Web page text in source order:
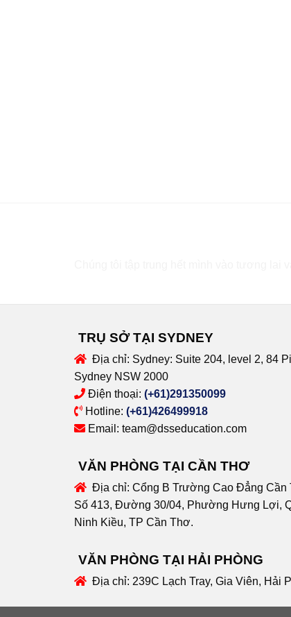
TRỤ SỞ TẠI SYDNEY
Địa chỉ: Sydney: Suite 204, level 2, 84
Sydney NSW 2000
Điện thoại: (+61)291350099
Hotline: (+61)426499918
Email: team@dsseducation.com
VĂN PHÒNG TẠI CẦN THƠ
Địa chỉ: Cổng B Trường Cao Đẳng Cần
Số 413, Đường 30/04, Phường Hưng Lợi,
Ninh Kiều, TP Cần Thơ.
VĂN PHÒNG TẠI HẢI PHÒNG
Địa chỉ: 239C Lạch Tray, Gia Viên, Hải